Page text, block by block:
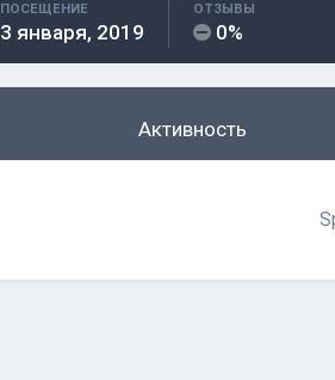
ПОСЕЩЕНИЕ
3 января, 2019
ОТЗЫВЫ
0%
Активность